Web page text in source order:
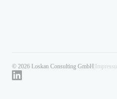
© 2026 Loskan Consulting GmbH